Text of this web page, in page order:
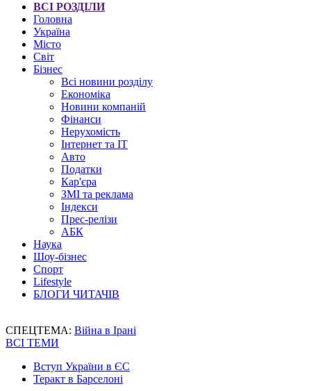
ВСІ РОЗДІЛИ
Головна
Україна
Місто
Світ
Бізнес
Всі новини розділу
Економіка
Новини компаній
Фінанси
Нерухомість
Інтернет та IT
Авто
Податки
Кар'єра
ЗМІ та реклама
Індекси
Прес-релізи
АБК
Наука
Шоу-бізнес
Спорт
Lifestyle
БЛОГИ ЧИТАЧІВ
СПЕЦТЕМА: Війна в Ірані
ВСІ ТЕМИ
Вступ України в ЄС
Теракт в Барселоні